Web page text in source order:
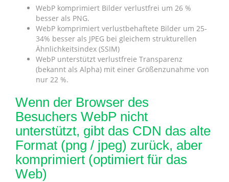
WebP komprimiert Bilder verlustfrei um 26 %
besser als PNG.
WebP komprimiert verlustbehaftete Bilder um 25-
34% besser als JPEG bei gleichem strukturellen
Ähnlichkeitsindex (SSIM)
WebP unterstützt verlustfreie Transparenz
(bekannt als Alpha) mit einer Größenzunahme von
nur 22 %.
Wenn der Browser des
Besuchers WebP nicht
unterstützt, gibt das CDN das alte
Format (png / jpeg) zurück, aber
komprimiert (optimiert für das
Web)